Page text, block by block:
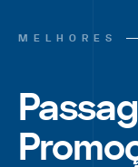
MELHORES